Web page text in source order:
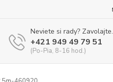
Neviete si rady? Zavolajte.
+421 949 49 79 51
(Po-Pia, 8-16 hod.)